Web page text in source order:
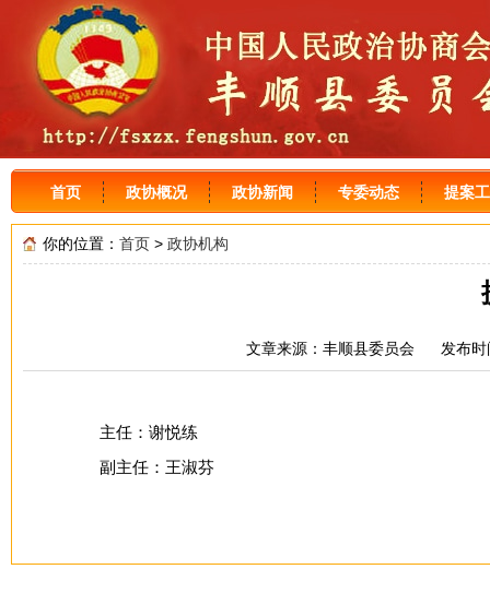
首页 政协概况 政协新闻 专委动态 提案
你的位置： 首页 > 政协机构
文章来源：丰顺县委员会 发
主任：谢悦练
副主任：王淑芬